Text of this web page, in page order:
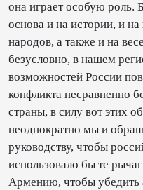
она играет особую роль.
основа и на истории, и
народов, а также и на
безусловно, в нашем
возможностей России
конфликта несравненно
страны, в силу вот этих
неоднократно мы и
руководству, чтобы
использовало бы те
Армению, чтобы убедить